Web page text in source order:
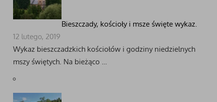
Bieszczady, kościoły i msze święte wykaz.
12 lutego, 2019
Wykaz bieszczadzkich kościołów i godziny niedzielnych
mszy świętych. Na bieżąco …